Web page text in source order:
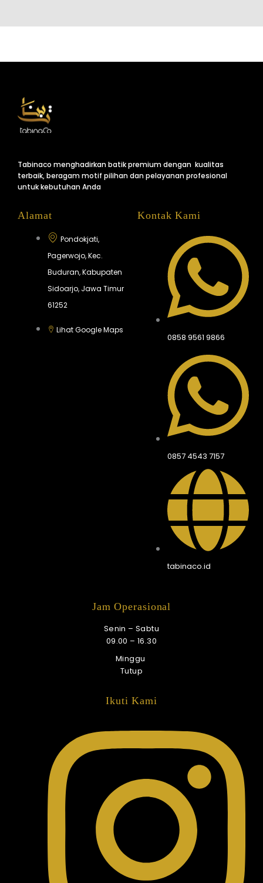
Tabinaco menghadirkan batik premium dengan kualitas
terbaik, beragam motif pilihan dan pelayanan profesional
untuk kebutuhan Anda
Alamat
Pondokjati,
Pagerwojo, Kec.
Buduran, Kabupaten
Sidoarjo, Jawa Timur
61252
Lihat Google Maps
Kontak Kami
0858 9561 9866
0857 4543 7157
tabinaco.id
Jam Operasional
Senin – Sabtu
09.00 – 16.30
Minggu
Tutup
Ikuti Kami